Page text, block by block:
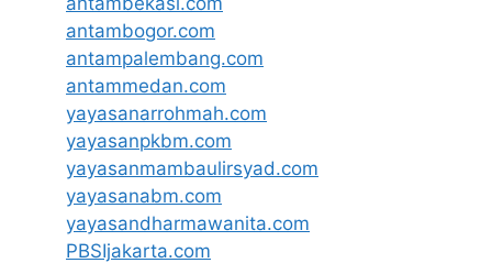
antambogor.com
antampalembang.com
antammedan.com
yayasanarrohmah.com
yayasanpkbm.com
yayasanmambaulirsyad.com
yayasanabm.com
yayasandharmawanita.com
PBSIjakarta.com